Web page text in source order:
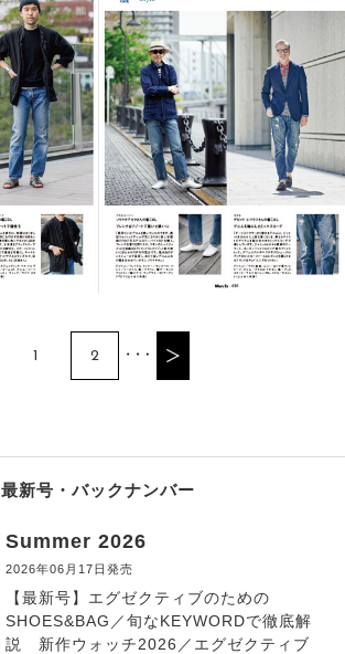
1 2
最新号・バックナンバー
Summer 2026
2026年06月17日発売
【最新号】エグゼクティブのための
SHOES&BAG／旬なKEYWORDで徹底解
説 新作ウォッチ2026／エグゼクティブ